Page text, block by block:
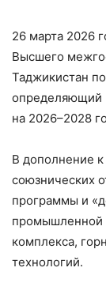
26 марта 2026
Высшего
Таджикистан
определяющий
на 2026–2028
В дополнение
союзнических
программы и
промышленной
комплекса,
технологий.